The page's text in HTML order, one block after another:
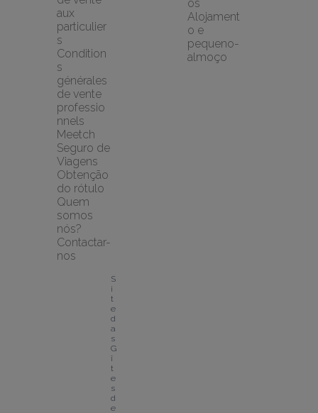
aux
particulier
s
Condition
s
générales
de vente
professio
nnels
Meetch
Seguro de
Viagens
Obtenção
do rótulo
Quem
somos
nós?
Contactar-
nos
os
Alojament
o e
pequeno-
almoço
S
i
t
e
d
a
s
G
î
t
e
s
d
e